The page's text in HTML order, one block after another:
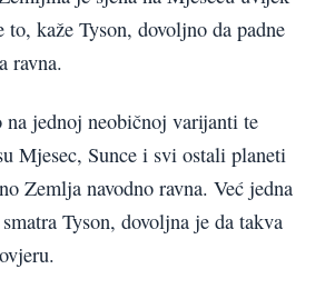
to, kaže Tyson, dovoljno da padne
ravna.
na jednoj neobičnoj varijanti te
Mjesec, Sunce i svi ostali planeti
Zemlja navodno ravna. Već jedna
Tyson, dovoljna je da takva